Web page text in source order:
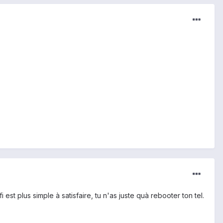
plus simple à satisfaire, tu n'as juste quà rebooter ton tel.